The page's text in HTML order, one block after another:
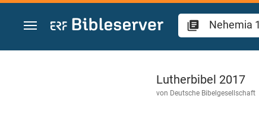
Zum Inhalt springen
Nehemia 10
Lutherbibel 2017
von Deutsche Bibelgesellschaft